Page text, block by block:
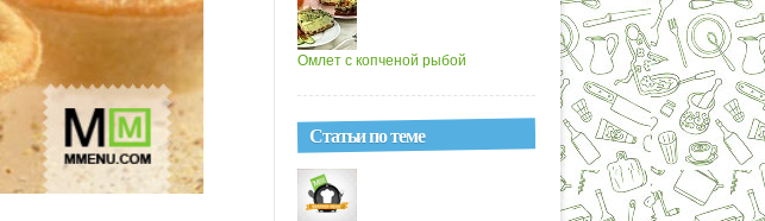
Омлет с копченой рыбой
Статьи по теме